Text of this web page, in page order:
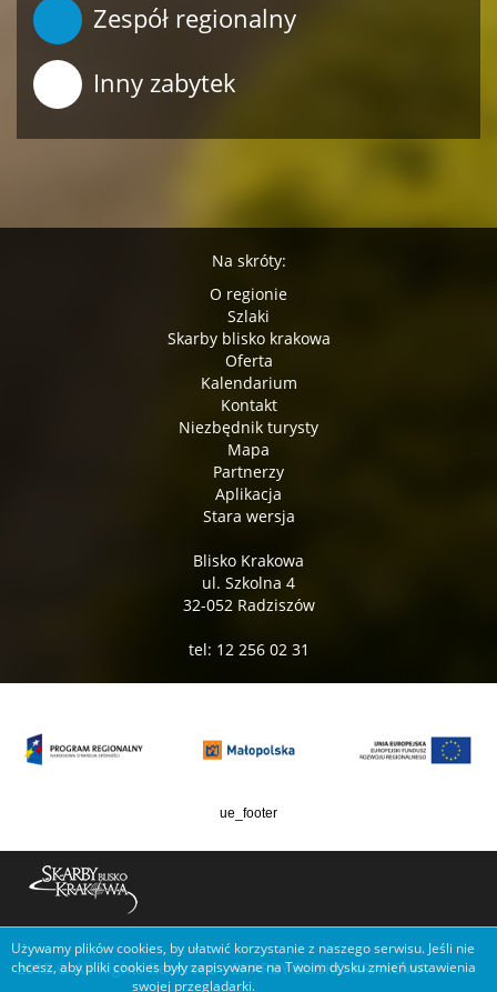
Zespół regionalny
Inny zabytek
Na skróty:
O regionie
Szlaki
Skarby blisko krakowa
Oferta
Kalendarium
Kontakt
Niezbędnik turysty
Mapa
Partnerzy
Aplikacja
Stara wersja
Blisko Krakowa
ul. Szkolna 4
32-052 Radziszów
tel: 12 256 02 31
ue_footer
2015 © All Rights Reserved - SKARBY BLISKO KRAKOWA
Używamy plików cookies, by ułatwić korzystanie z naszego serwisu. Jeśli nie
chcesz, aby pliki cookies były zapisywane na Twoim dysku zmień ustawienia
swojej przeglądarki.